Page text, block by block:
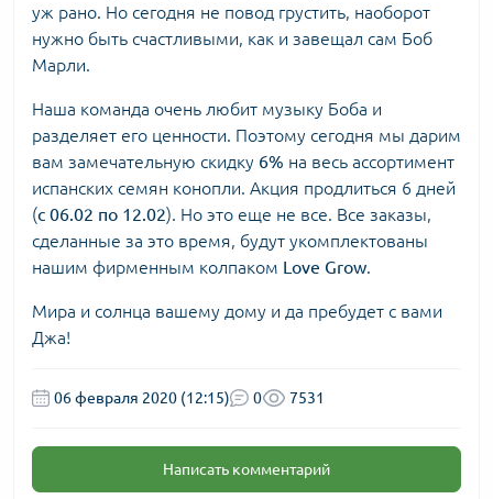
уж рано. Но сегодня не повод грустить, наоборот
нужно быть счастливыми, как и завещал сам Боб
Марли.
Наша команда очень любит музыку Боба и
разделяет его ценности. Поэтому сегодня мы дарим
вам замечательную скидку 6% на весь ассортимент
испанских семян конопли . Акция продлиться 6 дней
(с 06.02 по 12.02). Но это еще не все. Все заказы,
сделанные за это время, будут укомплектованы
нашим фирменным колпаком Love Grow
Мира и солнца вашему дому и да пребудет с вами
Джа!
06 февраля 2020 (12:15) 0 7531
Написать комментарий